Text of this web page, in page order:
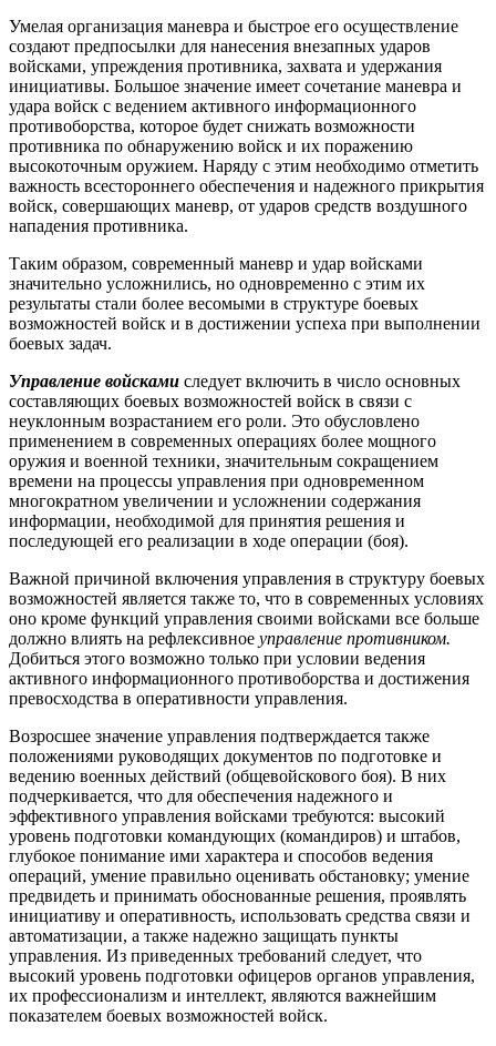
Умелая организация маневра и быстрое его осуществление
создают предпосылки для нанесения внезапных ударов
войсками, упреждения противника, захвата и удержания
инициативы. Большое значение имеет сочетание маневра и
удара войск с ведением активного информационного
противоборства, которое будет снижать возможности
противника по обнаружению войск и их поражению
высокоточным оружием. Наряду с этим необходимо отметить
важность всестороннего обеспечения и надежного прикрытия
войск, совершающих маневр, от ударов средств воздушного
нападения противника.
Таким образом, современный маневр и удар войсками
значительно усложнились, но одновременно с этим их
результаты стали более весомыми в структуре боевых
возможностей войск и в достижении успеха при выполнении
боевых задач.
Управление войсками следует включить в число основных
составляющих боевых возможностей войск в связи с
неуклонным возрастанием его роли. Это обусловлено
применением в современных операциях более мощного
оружия и военной техники, значительным сокращением
времени на процессы управления при одновременном
многократном увеличении и усложнении содержания
информации, необходимой для принятия решения и
последующей его реализации в ходе операции (боя).
Важной причиной включения управления в структуру боевых
возможностей является также то, что в современных условиях
оно кроме функций управления своими войсками все больше
должно влиять на рефлексивное управление противником.
Добиться этого возможно только при условии ведения
активного информационного противоборства и достижения
превосходства в оперативности управления.
Возросшее значение управления подтверждается также
положениями руководящих документов по подготовке и
ведению военных действий (общевойскового боя). В них
подчеркивается, что для обеспечения надежного и
эффективного управления войсками требуются: высокий
уровень подготовки командующих (командиров) и штабов,
глубокое понимание ими характера и способов ведения
операций, умение правильно оценивать обстановку; умение
предвидеть и принимать обоснованные решения, проявлять
инициативу и оперативность, использовать средства связи и
автоматизации, а также надежно защищать пункты
управления. Из приведенных требований следует, что
высокий уровень подготовки офицеров органов управления,
их профессионализм и интеллект, являются важнейшим
показателем боевых возможностей войск.